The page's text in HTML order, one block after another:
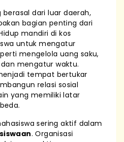
berasal dari luar daerah,
bagian penting dari
mandiri di kos
untuk mengatur
mengelola uang saku,
mengatur waktu.
tempat bertukar
relasi sosial
yang memiliki latar
sering aktif dalam
. Organisasi